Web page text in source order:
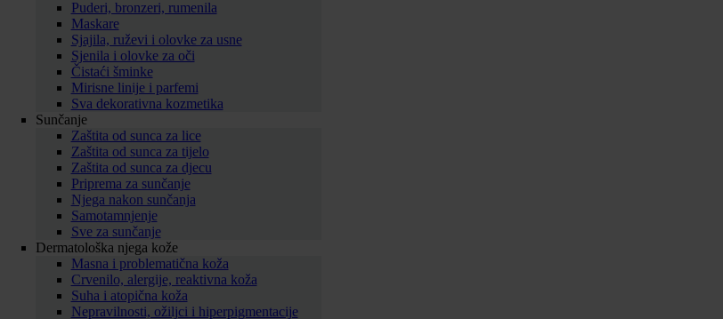
Puderi, bronzeri, rumenila
Maskare
Sjajila, ruževi i olovke za usne
Sjenila i olovke za oči
Čistaći šminke
Mirisne linije i parfemi
Sva dekorativna kozmetika
Sunčanje
Zaštita od sunca za lice
Zaštita od sunca za tijelo
Zaštita od sunca za djecu
Priprema za sunčanje
Njega nakon sunčanja
Samotamnjenje
Sve za sunčanje
Dermatološka njega kože
Masna i problematična koža
Crvenilo, alergije, reaktivna koža
Suha i atopična koža
Nepravilnosti, ožiljci i hiperpigmentacije